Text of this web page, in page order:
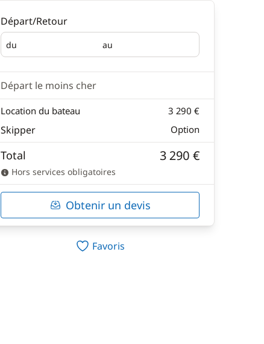
Départ/Retour
du
Départ au
Retour
Départ le moins cher
Location du bateau 3 290 €
Skipper Option
Total 3 290 €
Hors services obligatoires
Obtenir un devis
Favoris